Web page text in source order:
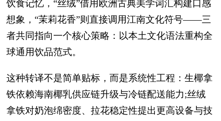
饮食记忆，“丝绒”借用欧洲古典美学词汇构建口感
想象，“茉莉花香”则直接调用江南文化符号——三
者共同指向一个核心策略：以本土文化语法重构全
球通用饮品范式。
这种转译不是简单贴标，而是系统性工程：生椰拿
铁依赖海南椰乳供应链升级与冷链配送能力;丝绒
拿铁对奶泡绵密度、拉花稳定性提出更高设备与技